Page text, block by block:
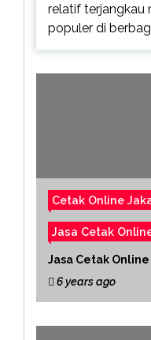
relatif terjangkau
populer di
Cetak Online
Jasa Cetak
Jasa Cetak
6 years ago